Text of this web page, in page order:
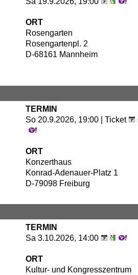
ORT
Rosengarten
Rosengartenpl. 2
D-68161 Mannheim
TERMIN
So 20.9.2026, 19:00 | Ticket
ORT
Konzerthaus
Konrad-Adenauer-Platz 1
D-79098 Freiburg
TERMIN
Sa 3.10.2026, 14:00
ORT
Kultur- und Kongresszentrum